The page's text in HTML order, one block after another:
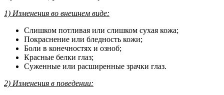
1) Изменения во внешнем виде:
Слишком потливая или слишком сухая кожа;
Покраснение или бледность кожи;
Боли в конечностях и озноб;
Красные белки глаз;
Суженные или расширенные зрачки глаз.
2) Изменения в поведении: